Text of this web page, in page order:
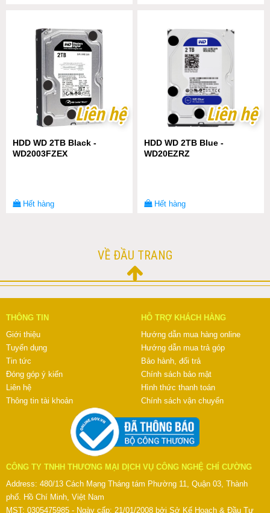
Liên hệ
Liên hệ
HDD WD 2TB Black -
WD2003FZEX
Hết hàng
Liên hệ
Liên hệ
HDD WD 2TB Blue -
WD20EZRZ
Hết hàng
VỀ ĐẦU TRANG
THÔNG TIN
Giới thiệu
Tuyển dụng
Tin tức
Đóng góp ý kiến
Liên hệ
Thông tin tài khoản
HỖ TRỢ KHÁCH HÀNG
Hướng dẫn mua hàng online
Hướng dẫn mua trả góp
Bảo hành, đổi trả
Chính sách bảo mật
Hình thức thanh toán
Chính sách vận chuyển
CÔNG TY TNHH THƯƠNG MẠI DỊCH VỤ CÔNG NGHỆ CHÍ CƯỜNG
Address: 480/13 Cách Mạng Tháng tám Phường 11, Quận 03, Thành
phố. Hồ Chí Minh, Việt Nam
MST: 0305475985 - Ngày cấp: 21/01/2008 bởi Sở Kế Hoạch & Đầu Tư